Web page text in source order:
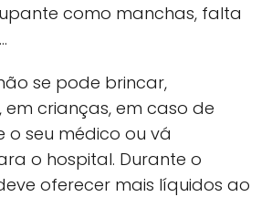
como manchas, falta
se pode brincar,
em crianças, em caso de
seu médico ou vá
o hospital. Durante o
oferecer mais líquidos ao